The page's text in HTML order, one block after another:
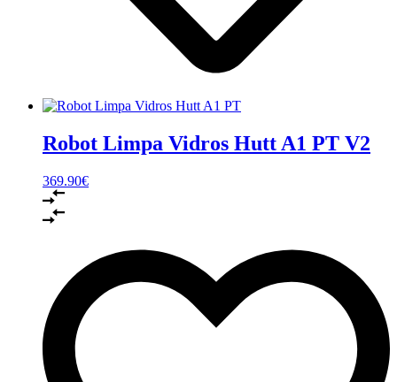
Robot Limpa Vidros Hutt A1 PT V2
369.90€